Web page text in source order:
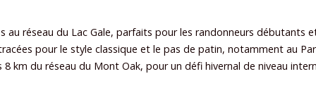
au réseau du Lac Gale, parfaits pour les randonneurs débutants
pour le style classique et le pas de patin, notamment au
km du réseau du Mont Oak, pour un défi hivernal de niveau